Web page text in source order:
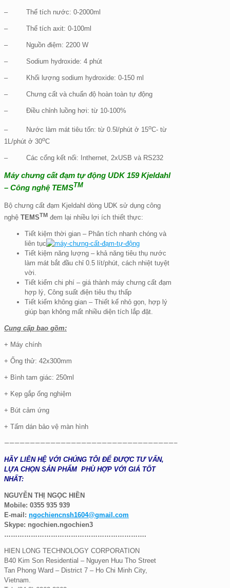
– Thể tích nước: 0-2000ml
– Thể tích axit: 0-100ml
– Nguồn điệm: 2200 W
– Sodium hydroxide: 4 phút
– Khối lượng sodium hydroxide: 0-150 ml
– Chưng cất và chuẩn độ hoàn toàn tự động
– Điều chỉnh luồng hơi: từ 10-100%
– Nước làm mát tiêu tốn: từ 0.5l/phút ở 15oC- từ
1L/phút ở 30oC
– Các cổng kết nối: Inthernet, 2xUSB và RS232
Máy chưng cất đạm tự động UDK 159 Kjeldahl
– Công nghệ TEMSTM
Bộ chưng cất đạm Kjeldahl dòng UDK sử dụng công
nghệ TEMSTM đem lại nhiều lợi ích thiết thực:
Tiết kiệm thời gian – Phân tích nhanh chóng và
liên tục
Tiết kiệm năng lượng – khả năng tiêu thụ nước
làm mát bắt đầu chỉ 0.5 lít/phút, cách nhiệt tuyệt
vời.
Tiết kiểm chi phí – giá thành máy chưng cất đạm
hợp lý, Công suất điện tiêu thụ thấp
Tiết kiểm không gian – Thiết kế nhỏ gọn, hợp lý
giúp bạn không mất nhiều diện tích lắp đặt.
Cung cấp bao gồm:
+ Máy chính
+ Ống thử: 42x300mm
+ Bình tam giác: 250ml
+ Kẹp gắp ống nghiệm
+ Bút cảm ứng
+ Tấm dán bảo vệ màn hình
—————————————————————————————————–
HÃY LIÊN HỆ VỚI CHÚNG TÔI ĐỂ ĐƯỢC TƯ VẤN,
LỰA CHỌN SẢN PHẨM PHÙ HỢP VỚI GIÁ TỐT
NHẤT:
NGUYỄN THỊ NGỌC HIỀN
Mobile: 0355 935 939
E-mail: ngochiencnsh1604@gmail.com
Skype: ngochien.ngochien3
……………………………………………………….
HIEN LONG TECHNOLOGY CORPORATION
B40 Kim Son Residential – Nguyen Huu Tho Street
Tan Phong Ward – District 7 – Ho Chi Minh City,
Vietnam.